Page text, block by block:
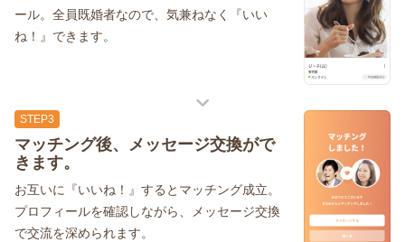
ール。全員既婚者なので、気兼ねなく『いい
ね！』できます。
STEP3
マッチング後、メッセージ交換がで
きます。
お互いに『いいね！』するとマッチング成立。
プロフィールを確認しながら、メッセージ交換
で交流を深められます。